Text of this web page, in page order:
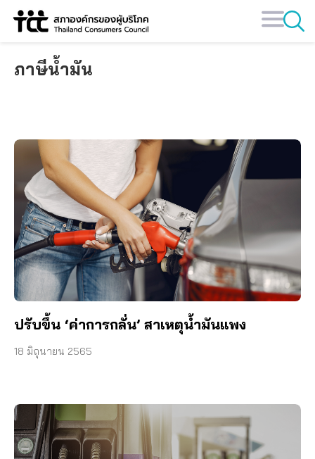
Skip
ภาษีน้ำมัน
ปรับขึ้น ‘ค่าการกลั่น’ สาเหตุน้ำมันแพง
18 มิถุนายน 2565